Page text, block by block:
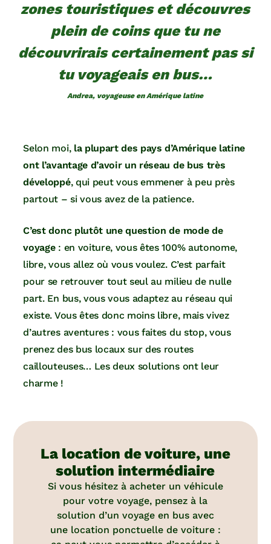
zones touristiques et découvres
plein de coins que tu ne
découvrirais certainement pas si
tu voyageais en bus…
Andrea, voyageuse en Amérique latine
Selon moi, la plupart des pays d’Amérique latine
ont l’avantage d’avoir un réseau de bus très
développé, qui peut vous emmener à peu près
partout – si vous avez de la patience.
C’est donc plutôt une question de mode de
voyage: en voiture, vous êtes 100% autonome,
libre, vous allez où vous voulez. C’est parfait
pour se retrouver tout seul au milieu de nulle
part. En bus, vous vous adaptez au réseau qui
existe. Vous êtes donc moins libre, mais vivez
d’autres aventures : vous faites du stop, vous
prenez des bus locaux sur des routes
caillouteuses… Les deux solutions ont leur
charme !
La location de voiture, une
solution intermédiaire
Si vous hésitez à acheter un véhicule
pour votre voyage, pensez à la
solution d’un voyage en bus avec
une location ponctuelle de voiture :